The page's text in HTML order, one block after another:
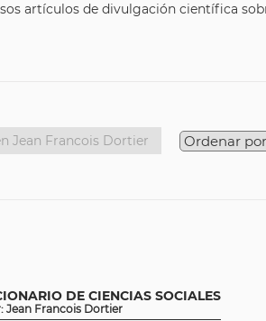
artículos de divulgación científica
DE CIENCIAS SOCIALES
Jean Francois Dortier